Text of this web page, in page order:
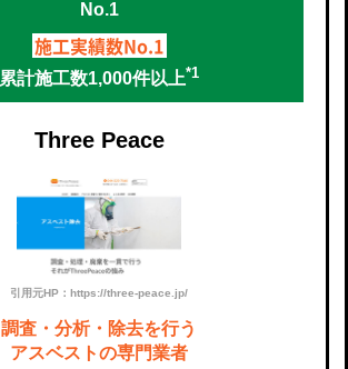
施工実績数No.1
累計施工数1,000件以上*1
Three Peace
引用元HP：https://three-peace.jp/
調査・分析・除去を行う
アスベストの専門業者